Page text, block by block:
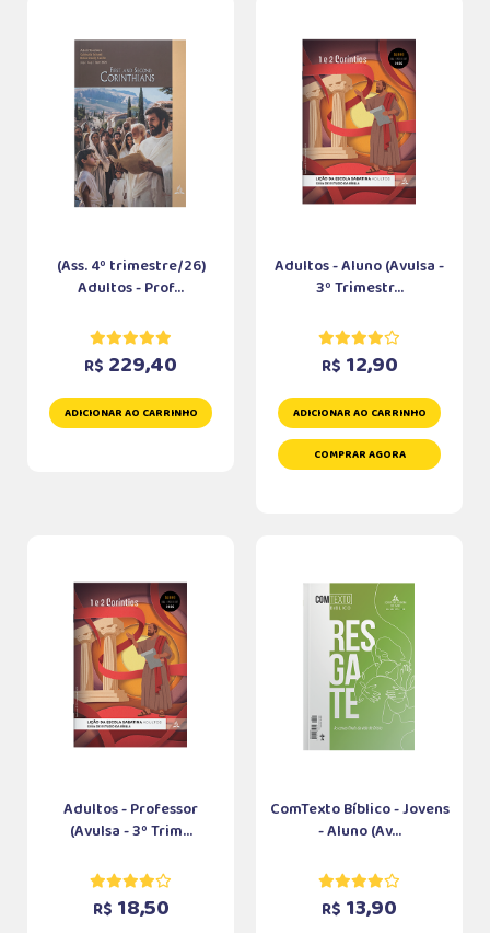
(Ass. 4º trimestre/26)
Adultos - Prof...
R$ 229,40
ADICIONAR AO CARRINHO
Adultos - Aluno (Avulsa -
3º Trimestr...
R$ 12,90
ADICIONAR AO CARRINHO
COMPRAR AGORA
Adultos - Professor
(Avulsa - 3º Trim...
R$ 18,50
ComTexto Bíblico - Jovens
- Aluno (Av...
R$ 13,90